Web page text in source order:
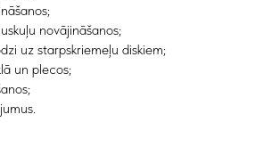
novājināšanos;
uz starpskriemeļu diskiem;
un plecos;